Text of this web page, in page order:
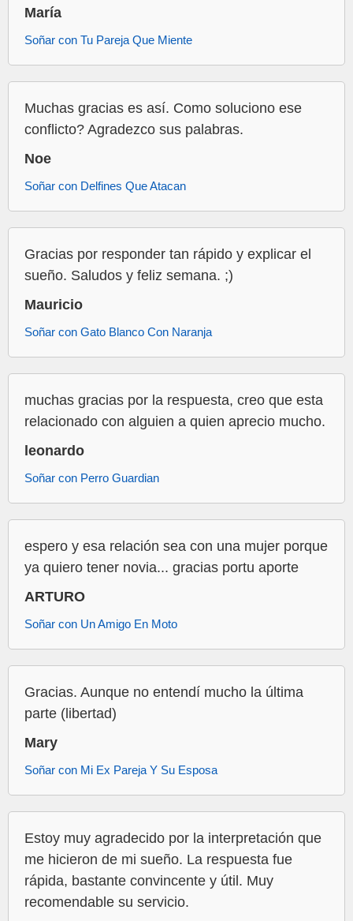
María
Soñar con Tu Pareja Que Miente
Muchas gracias es así. Como soluciono ese
conflicto? Agradezco sus palabras.
Noe
Soñar con Delfines Que Atacan
Gracias por responder tan rápido y explicar el
sueño. Saludos y feliz semana. ;)
Mauricio
Soñar con Gato Blanco Con Naranja
muchas gracias por la respuesta, creo que esta
relacionado con alguien a quien aprecio mucho.
leonardo
Soñar con Perro Guardian
espero y esa relación sea con una mujer porque
ya quiero tener novia... gracias portu aporte
ARTURO
Soñar con Un Amigo En Moto
Gracias. Aunque no entendí mucho la última
parte (libertad)
Mary
Soñar con Mi Ex Pareja Y Su Esposa
Estoy muy agradecido por la interpretación que
me hicieron de mi sueño. La respuesta fue
rápida, bastante convincente y útil. Muy
recomendable su servicio.